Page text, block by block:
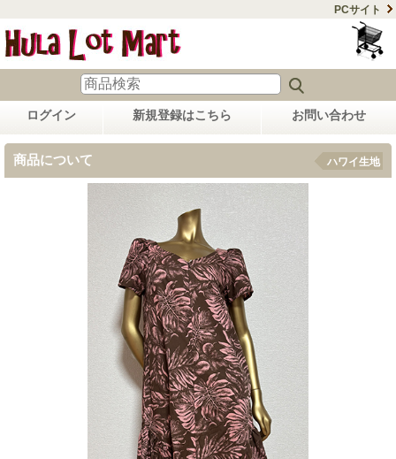
PCサイト
ログイン 新規登録はこちら お問い合わせ
商品について ハワイ生地